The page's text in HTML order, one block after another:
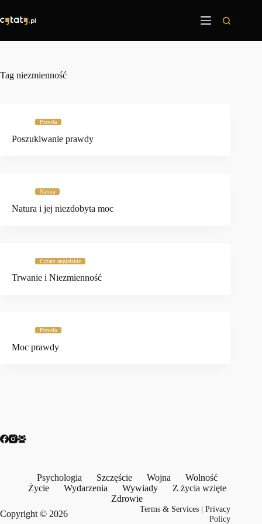
treści
Tag niezmienność
Prawda
Poszukiwanie prawdy
Natura
Natura i jej niezdobyta moc
Cytaty angielskie
Trwanie i Niezmienność
Prawda
Moc prawdy
Psychologia Szczęście Wojna
Wolność
Życie
Wydarzenia Wywiady
Z życia wzięte
Zdrowie
Copyright © 2026
Terms & Services |Privacy
Policy